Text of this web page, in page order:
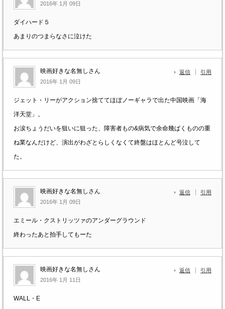
2016年 1月 09日
ダイハード５
あまりのつまらなさに泣けた
映画好きな名無しさん
2016年 1月 09日
返信 引用
ジェット・リーがアクション捨ててほぼノーギャラで出た中国映画「海
洋天堂」。
お涙ちょうだいを狙いに狙った、障害者もの&病気で余命幾ばくものの重
ね業なんだけど、演出がわざとらしくなくて終盤はほとんど号泣して
た。
映画好きな名無しさん
2016年 1月 09日
返信 引用
エミール・クストリッツァのアンダーグラウンド
終わったあと拍手してもーた
映画好きな名無しさん
2016年 1月 11日
返信 引用
WALL・E